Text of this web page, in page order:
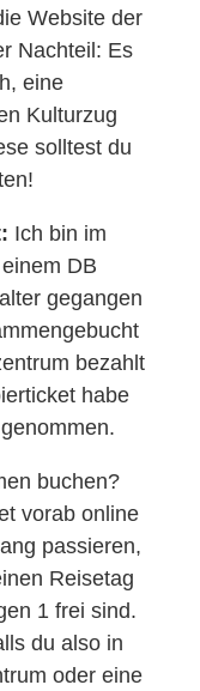
Website der
Nachteil: Es
eine
Kulturzug
solltest du
Ich bin im
DB
gegangen
bezahlt
habe
buchen?
vorab online
passieren,
Reisetag
1 frei sind.
du also in
oder eine